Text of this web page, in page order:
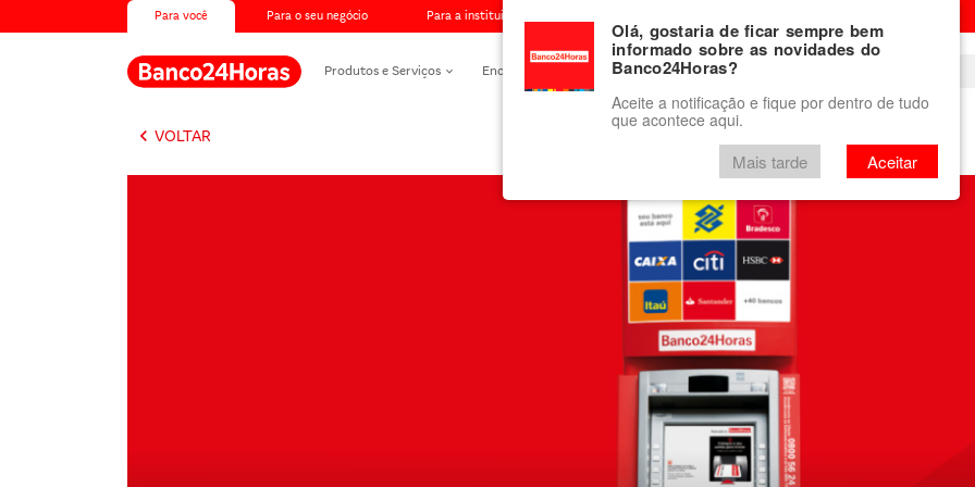
Para você Para o seu negócio Para a instituição financeira
Produtos e Serviços Encontre um Banco24Horas Blog
Banco24Horas max mini Banco24Horas
keyboard_arrow_left VOLTAR
Olá, gostaria de ficar sempre bem
informado sobre as novidades do
Banco24Horas?
Aceite a notificação e fique por dentro de tudo
que acontece aqui.
Mais tarde Aceitar